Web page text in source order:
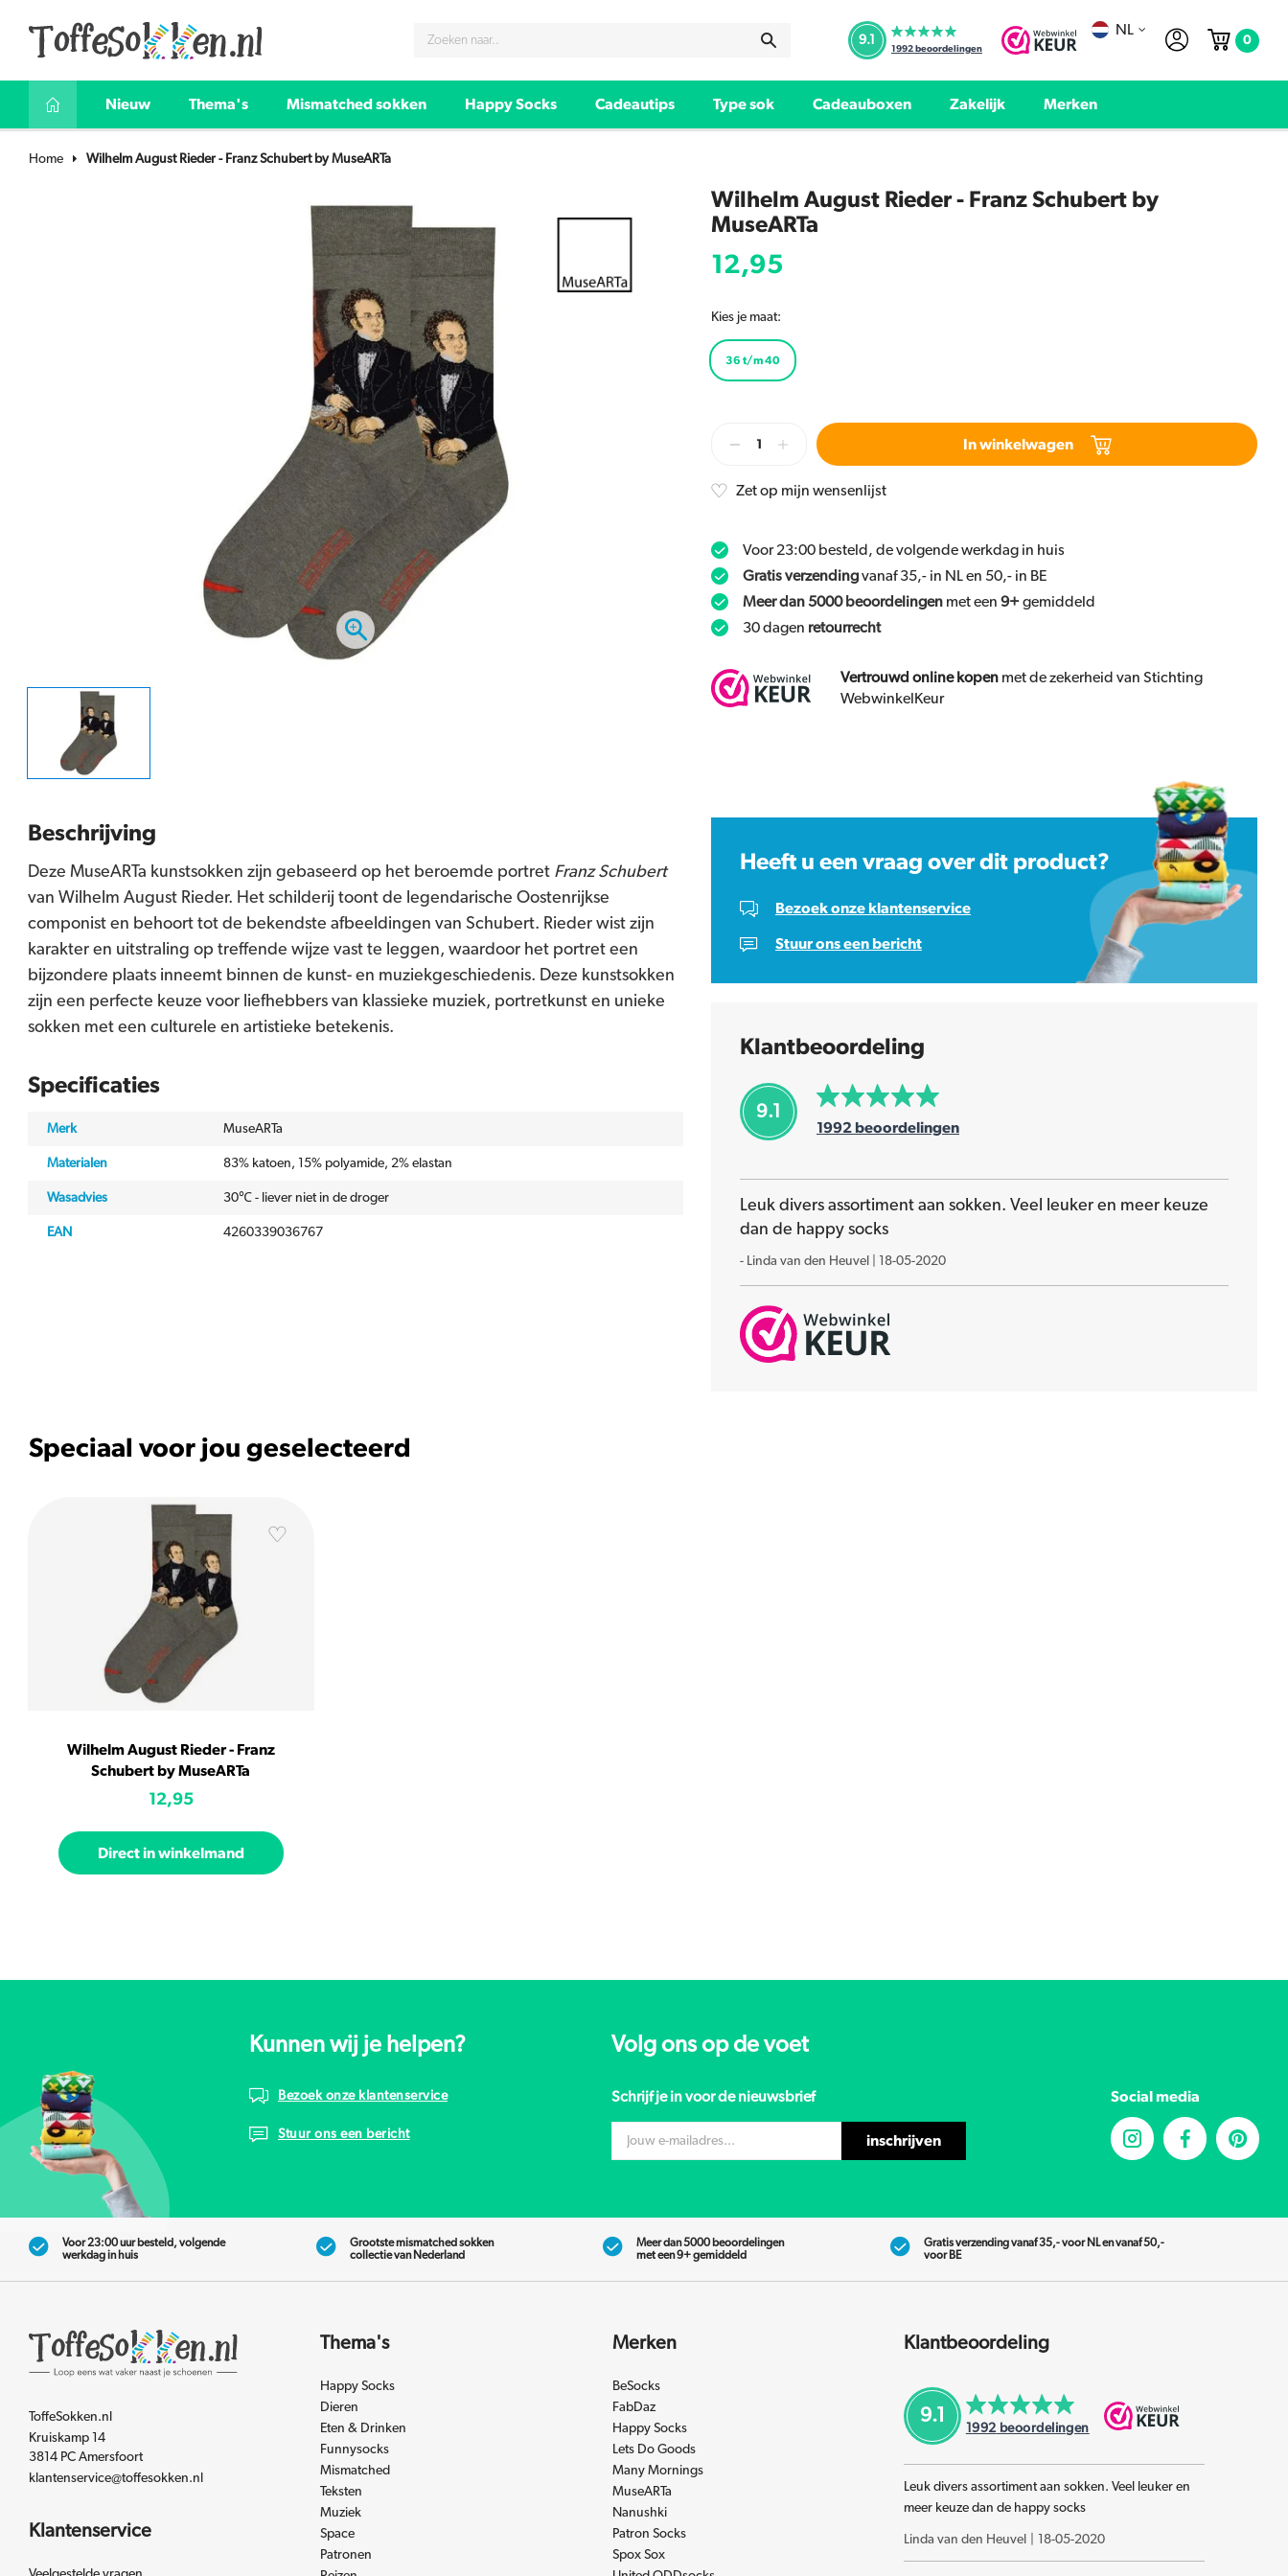
9.1
1992beoordelingen
NL
0
Nieuw Thema's Mismatched sokken Happy Socks Cadeautips Type sok Cadeauboxen Zakelijk Merken
Home Wilhelm August Rieder - Franz Schubert by MuseARTa
Wilhelm August Rieder - Franz Schubert by
MuseARTa
12,95
Kies je maat:
36 t/m 40
In winkelwagen
Zet op mijn wensenlijst
Voor 23:00 besteld, de volgende werkdag in huis
Gratis verzendingvanaf 35,- in NL en 50,- in BE
Meer dan 5000 beoordelingen met een 9+gemiddeld
30 dagen retourrecht
Vertrouwd online kopen met de zekerheid van Stichting
WebwinkelKeur
Beschrijving
Deze MuseARTa kunstsokken zijn gebaseerd op het beroemde portret Franz Schubert
van Wilhelm August Rieder. Het schilderij toont de legendarische Oostenrijkse
componist en behoort tot de bekendste afbeeldingen van Schubert. Rieder wist zijn
karakter en uitstraling op treffende wijze vast te leggen, waardoor het portret een
bijzondere plaats inneemt binnen de kunst- en muziekgeschiedenis. Deze kunstsokken
zijn een perfecte keuze voor liefhebbers van klassieke muziek, portretkunst en unieke
sokken met een culturele en artistieke betekenis.
Specificaties
Merk MuseARTa
Materialen 83% katoen, 15% polyamide, 2% elastan
Wasadvies 30℃ - liever niet in de droger
EAN 4260339036767
Heeft u een vraag over dit product?
Bezoek onze klantenservice
Stuur ons een bericht
Klantbeoordeling
9.1
1992 beoordelingen
Leuk divers assortiment aan sokken. Veel leuker en meer keuze
dan de happy socks
- Linda van den Heuvel 18-05-2020
Speciaal voor jou geselecteerd
Wilhelm August Rieder - Franz
Schubert by MuseARTa
12,95
Direct in winkelmand
Kunnen wij je helpen?
Bezoek onze klantenservice
Stuur ons een bericht
Volg ons op de voet
Schrijf je in voor de nieuwsbrief
inschrijven
Social media
Voor 23:00 uur besteld, volgende
werkdag in huis
Grootste mismatched sokken
collectie van Nederland
Meer dan 5000 beoordelingen
met een 9+ gemiddeld
Gratis verzending vanaf 35,- voor NL en vanaf 50,-
voor BE
ToffeSokken.nl
Kruiskamp 14
3814 PC Amersfoort
klantenservice@toffesokken.nl
Klantenservice
Thema's
Happy Socks
Dieren
Eten & Drinken
Funnysocks
Mismatched
Teksten
Muziek
Space
Patronen
Merken
BeSocks
FabDaz
Happy Socks
Lets Do Goods
Many Mornings
MuseARTa
Nanushki
Patron Socks
Spox Sox
Klantbeoordeling
9.1
1992beoordelingen
Leuk divers assortiment aan sokken. Veel leuker en
meer keuze dan de happy socks
Linda van den Heuvel 18-05-2020